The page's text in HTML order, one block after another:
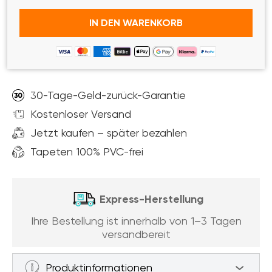
IN DEN WARENKORB
30-Tage-Geld-zurück-Garantie
Kostenloser Versand
Jetzt kaufen – später bezahlen
Tapeten 100% PVC-frei
Express-Herstellung
Ihre Bestellung ist innerhalb von 1–3 Tagen
versandbereit
Produktinformationen